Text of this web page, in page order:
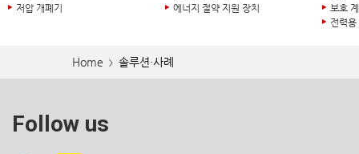
저압 개폐기
에너지 절약 지원 장치
보호
전력용
Home > 솔루션·사례
Follow us